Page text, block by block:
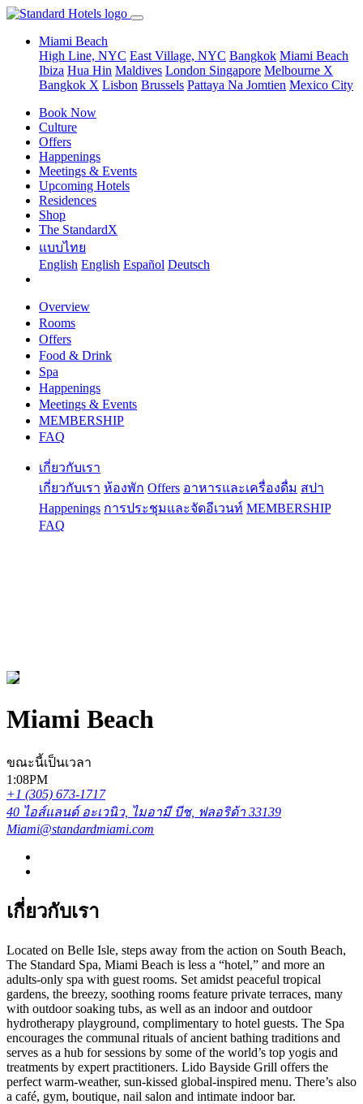
Miami Beach
High Line, NYC East Village, NYC Bangkok Miami Beach
Ibiza Hua Hin Maldives London Singapore Melbourne X
Bangkok X Lisbon Brussels Pattaya Na Jomtien Mexico City
Book Now
Culture
Offers
Happenings
Meetings & Events
Upcoming Hotels
Residences
Shop
The StandardX
แบบไทย
English English Español Deutsch
Overview
Rooms
Offers
Food & Drink
Spa
Happenings
Meetings & Events
MEMBERSHIP
FAQ
เกี่ยวกับเรา
เกี่ยวกับเรา ห้องพัก Offers อาหารและเครื่องดื่ม สปา
Happenings การประชุมและจัดอีเวนท์ MEMBERSHIP
FAQ
Miami Beach
ขณะนี้เป็นเวลา
1:08PM
+1 (305) 673-1717
40 ไอส์แลนด์ อะเวนิว, ไมอามี บีช, ฟลอริด้า 33139
Miami@standardmiami.com
เกี่ยวกับเรา
Located on Belle Isle, steps away from the action on South Beach,
The Standard Spa, Miami Beach is less a “hotel,” and more an
adults-only spa with guest rooms. Set amidst peaceful tropical
gardens, the breezy, soothing rooms feature private terraces, many
with outdoor soaking tubs, as well as an indoor and outdoor
hydrotherapy playground, complimentary to hotel guests. The Spa
encourages the communal rituals of ancient bathing traditions and
serves as a hub for sessions by some of the world’s top yogis and
treatments by expert practitioners. Lido Bayside Grill offers the
perfect warm-weather, sun-kissed global-inspired menu. There’s also
a café, gym, boutique, nail salon and intimate indoor bar.